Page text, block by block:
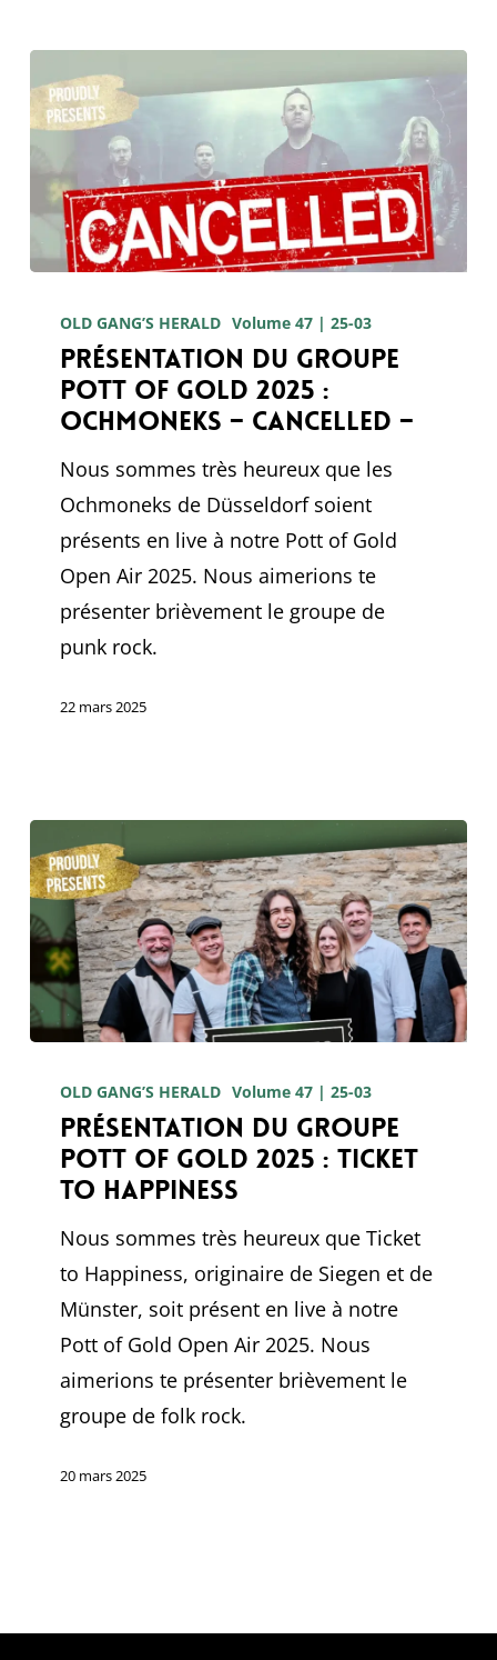
groupe
Pott
Gold
2025
Ochmoneks
CANCELLED
OLD GANG’S HERALD Volume 47 | 25-03
Présentation du groupe
Pott of Gold 2025 :
Ochmoneks – CANCELLED –
Nous sommes très heureux que les
Ochmoneks de Düsseldorf soient
présents en live à notre Pott of Gold
Open Air 2025. Nous aimerions te
présenter brièvement le groupe de
punk rock.
22 mars 2025
groupe
Pott
Gold
2025
Ticket
Happiness
OLD GANG’S HERALD Volume 47 | 25-03
Présentation du groupe
Pott of Gold 2025 : Ticket
to Happiness
Nous sommes très heureux que Ticket
to Happiness, originaire de Siegen et de
Münster, soit présent en live à notre
Pott of Gold Open Air 2025. Nous
aimerions te présenter brièvement le
groupe de folk rock.
20 mars 2025